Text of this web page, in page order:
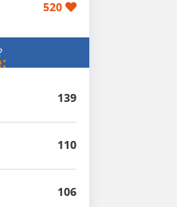
520
139
110
106